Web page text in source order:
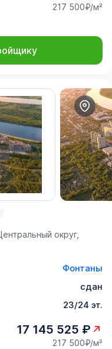
217 500₽/м²
округ,
Фонтаны
сдан
23/24 эт.
17 145 525 ₽
217 500₽/м²